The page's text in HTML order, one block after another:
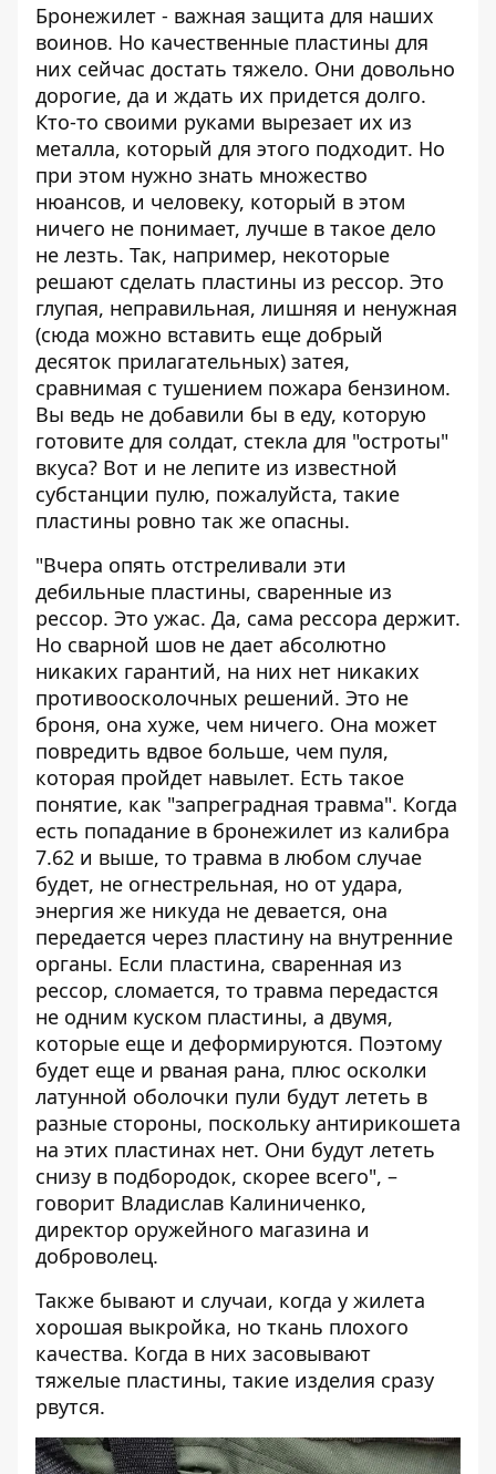
Бронежилет - важная защита для наших
воинов. Но качественные пластины для
них сейчас достать тяжело. Они довольно
дорогие, да и ждать их придется долго.
Кто-то своими руками вырезает их из
металла, который для этого подходит. Но
при этом нужно знать множество
нюансов, и человеку, который в этом
ничего не понимает, лучше в такое дело
не лезть. Так, например, некоторые
решают сделать пластины из рессор. Это
глупая, неправильная, лишняя и ненужная
(сюда можно вставить еще добрый
десяток прилагательных) затея,
сравнимая с тушением пожара бензином.
Вы ведь не добавили бы в еду, которую
готовите для солдат, стекла для "остроты"
вкуса? Вот и не лепите из известной
субстанции пулю, пожалуйста, такие
пластины ровно так же опасны.
"Вчера опять отстреливали эти
дебильные пластины, сваренные из
рессор. Это ужас. Да, сама рессора держит.
Но сварной шов не дает абсолютно
никаких гарантий, на них нет никаких
противоосколочных решений. Это не
броня, она хуже, чем ничего. Она может
повредить вдвое больше, чем пуля,
которая пройдет навылет. Есть такое
понятие, как "запреградная травма". Когда
есть попадание в бронежилет из калибра
7.62 и выше, то травма в любом случае
будет, не огнестрельная, но от удара,
энергия же никуда не девается, она
передается через пластину на внутренние
органы. Если пластина, сваренная из
рессор, сломается, то травма передастся
не одним куском пластины, а двумя,
которые еще и деформируются. Поэтому
будет еще и рваная рана, плюс осколки
латунной оболочки пули будут лететь в
разные стороны, поскольку антирикошета
на этих пластинах нет. Они будут лететь
снизу в подбородок, скорее всего", –
говорит Владислав Калиниченко,
директор оружейного магазина и
доброволец.
Также бывают и случаи, когда у жилета
хорошая выкройка, но ткань плохого
качества. Когда в них засовывают
тяжелые пластины, такие изделия сразу
рвутся.